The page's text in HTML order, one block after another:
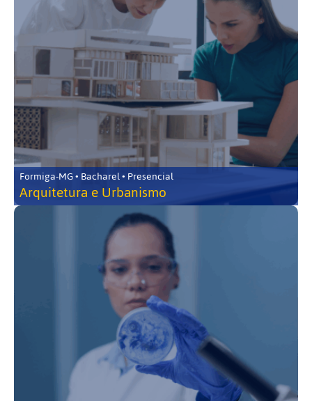
Formiga-MG • Bacharel • Presencial
Arquitetura e Urbanismo